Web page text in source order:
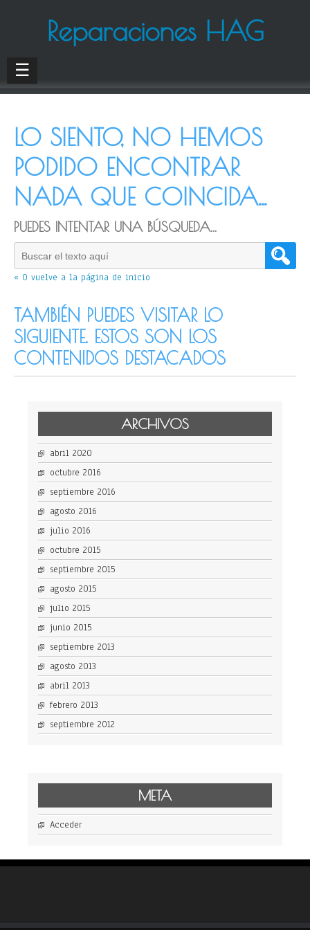
Reparaciones HAG
☰
LO SIENTO, NO HEMOS
PODIDO ENCONTRAR
NADA QUE COINCIDA...
PUEDES INTENTAR UNA BÚSQUEDA...
« O vuelve a la página de inicio
TAMBIÉN PUEDES VISITAR LO
SIGUIENTE. ESTOS SON LOS
CONTENIDOS DESTACADOS
ARCHIVOS
abril 2020
octubre 2016
septiembre 2016
agosto 2016
julio 2016
octubre 2015
septiembre 2015
agosto 2015
julio 2015
junio 2015
septiembre 2013
agosto 2013
abril 2013
febrero 2013
septiembre 2012
META
Acceder